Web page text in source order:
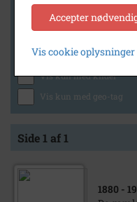
Vis kun med billeder
Vis kun med lydklip
Vis kun med kilder
Vis kun med geo-tag
Side 1 af 1
1880 -
Accepter
Vis cookie oplysninger